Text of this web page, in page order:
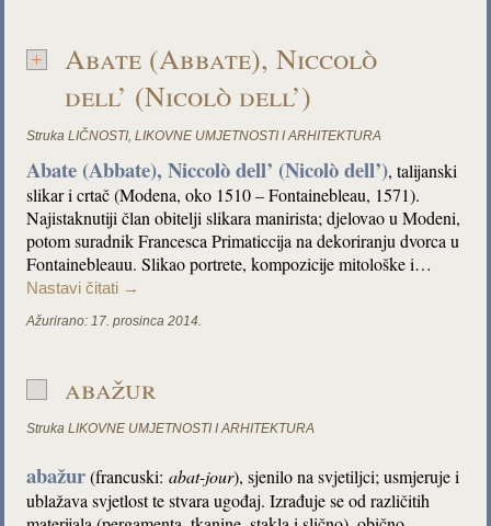
Abate (Abbate), Niccolò
dell’ (Nicolò dell’)
Struka LIČNOSTI,LIKOVNE UMJETNOSTI I ARHITEKTURA
Abate (Abbate), Niccolò dell’ (Nicolòdell’), talijanski
slikar i crtač (Modena, oko 1510 – Fontainebleau, 1571).
Najistaknutiji član obitelji slikara manirista; djelovao u Modeni,
potom suradnik Francesca Primaticcija na dekoriranju dvorca u
Fontainebleauu. Slikao portrete, kompozicije mitološke i…
Nastavi čitati →
Ažurirano: 17. prosinca 2014.
abažur
Struka LIKOVNE UMJETNOSTI I ARHITEKTURA
abažur(francuski: abat-jour), sjenilo na svjetiljci; usmjeruje i
ublažava svjetlost te stvara ugođaj. Izrađuje se od različitih